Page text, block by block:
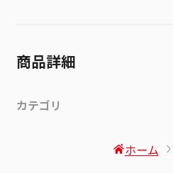
商品詳細
カテゴリ
ホーム